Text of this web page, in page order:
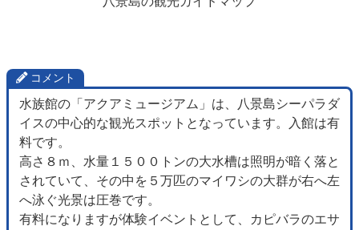
コメント
水族館の「アクアミュージアム」は、八景島シーパラダ
イスの中心的な観光スポットとなっています。入館は有
料です。
高さ８ｍ、水量１５００トンの大水槽は照明が暗く落と
されていて、その中を５万匹のマイワシの大群が右へ左
へ泳ぐ光景は圧巻です。
有料になりますが体験イベントとして、カピバラのエサ